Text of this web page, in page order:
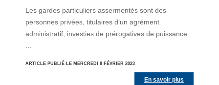
Les gardes particuliers assermentés sont des
personnes privées, titulaires d’un agrément
administratif, investies de prérogatives de puissance
...
ARTICLE PUBLIÉ LE MERCREDI 8 FÉVRIER 2023
En savoir plus